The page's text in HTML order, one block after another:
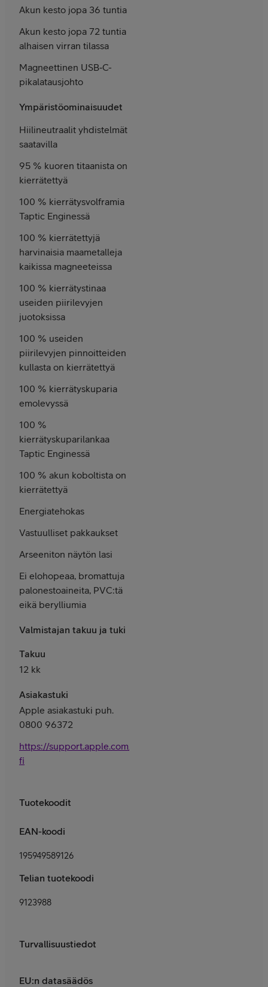
Akun kesto jopa 36 tuntia
Akun kesto jopa 72 tuntia
alhaisen virran tilassa
Magneettinen USB‑C-
pikalataus­johto
Ympäristöominaisuudet
Hiilineutraalit yhdistelmät
saatavilla
95 % kuoren titaanista on
kierrätettyä
100 % kierrätysvolframia
Taptic Enginessä
100 % kierrätettyjä
harvinaisia maametalleja
kaikissa magneeteissa
100 % kierrätys­tinaa
useiden piiri­levyjen
juotoksissa
100 % useiden
piiri­levyjen pinnoitteiden
kullasta on kierrätettyä
100 % kierrätyskuparia
emolevyssä
100 %
kierrätyskuparilankaa
Taptic Enginessä
100 % akun koboltista on
kierrätettyä
Energiatehokas
Vastuulliset pakkaukset
Arseeniton näytön lasi
Ei elohopeaa, bromattuja
palon­esto­aineita, PVC:tä
eikä berylliumia
Valmistajan takuu ja tuki
Takuu
12 kk
Asiakastuki
Apple asiakastuki puh.
0800 96372
https://support.apple.com/fi-
fi
Tuotekoodit
EAN-koodi
195949589126
Telian tuotekoodi
9123988
Turvallisuustiedot
EU:n datasäädös